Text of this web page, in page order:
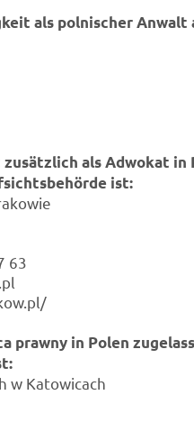
als polnischer Anwalt
als Adwokat
ist:
63
prawny in Polen
w Katowicach